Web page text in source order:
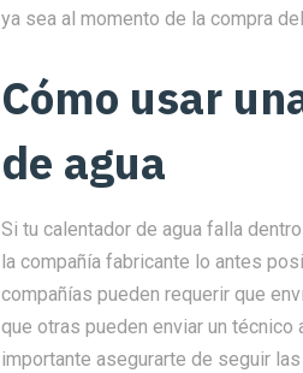
ya sea al momento de la compra
Cómo usar
de agua
Si tu calentador de agua falla
la compañía fabricante lo antes
compañías pueden requerir que
que otras pueden enviar un técnico
importante asegurarte de seguir